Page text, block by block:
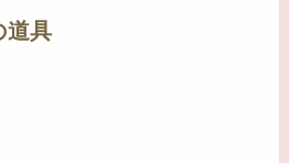
道具